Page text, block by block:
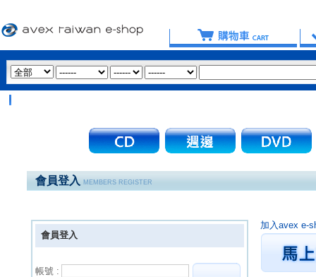
會員登入MEMBERS REGISTER
會員登入
帳號 :
加入avex e-